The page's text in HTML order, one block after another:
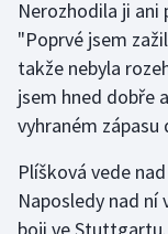
Ostatní
Nerozhodila ji ani
"Poprvé jsem
takže nebyla
jsem hned dobře
vyhraném zápasu
Plíšková vede
Naposledy nad
boji ve